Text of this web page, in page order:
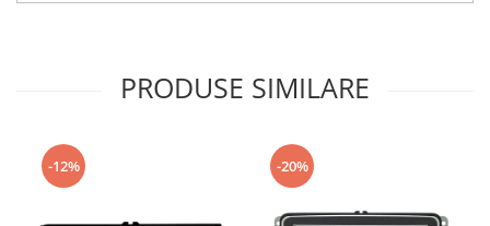
PRODUSE SIMILARE
-12% -20%